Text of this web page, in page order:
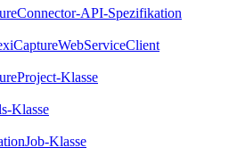
API-Spezifikation
Klasse
Klasse
Klasse